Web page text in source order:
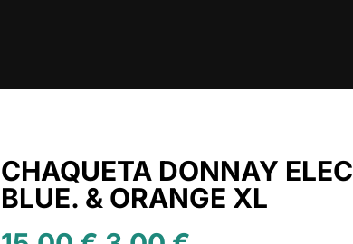
CHAQUETA DONNAY ELEC
BLUE. & ORANGE XL